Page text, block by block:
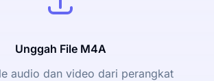
Unggah File M4A
audio dan video dari perangkat